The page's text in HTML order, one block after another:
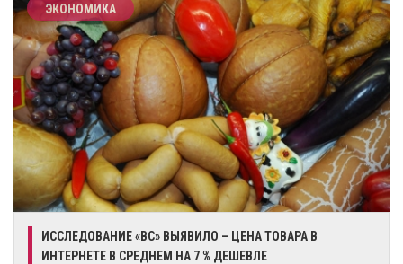
ЭКОНОМИКА
ИССЛЕДОВАНИЕ «BC» ВЫЯВИЛО – ЦЕНА ТОВАРА В
ИНТЕРНЕТЕ В СРЕДНЕМ НА 7 % ДЕШЕВЛЕ